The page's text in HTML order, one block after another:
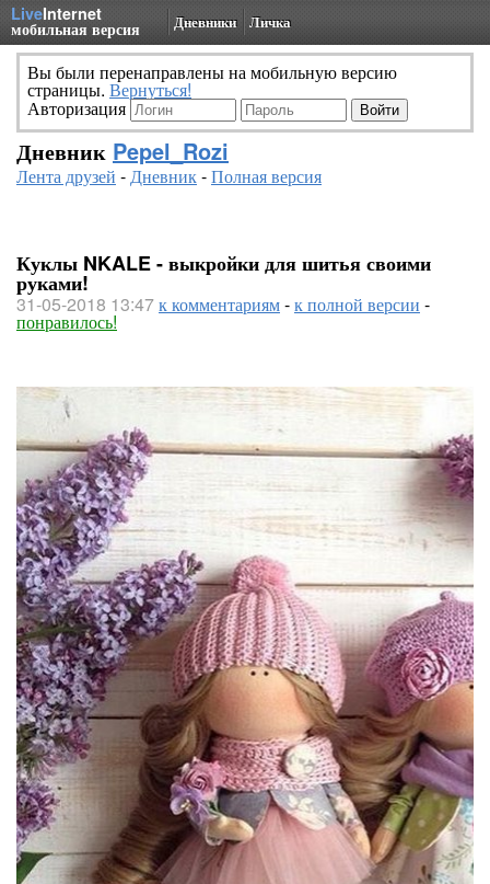
LiveInternet
мобильная версия Дневники Личка
Вы были перенаправлены на мобильную версию
страницы. Вернуться!
Авторизация
Дневник Pepel_Rozi
Лента друзей -Дневник-Полная версия
Куклы NKALE - выкройки для шитья своими
руками!
31-05-2018 13:47к комментариям-к полной версии -
понравилось!